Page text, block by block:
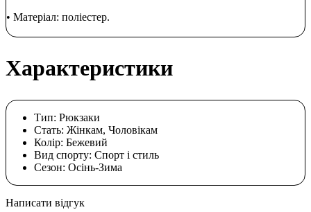
• Матеріал: поліестер.
Характеристики
Тип: Рюкзаки
Стать: Жінкам, Чоловікам
Колір: Бежевий
Вид спорту: Спорт і стиль
Сезон: Осінь-Зима
Написати відгук